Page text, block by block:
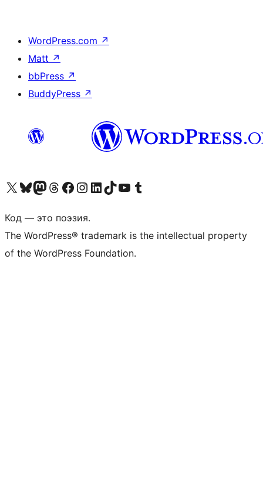
WordPress.com ↗
Matt ↗
bbPress ↗
BuddyPress ↗
Посетите нас в X (ранее Twitter)
Посетите нашу учётную запись в Bluesky
Посетите нашу ленту в Mastodon
Посетите нашу учётную запись в Threads
Посетите нашу страницу на Facebook
Посетите наш Instagram
Посетите нашу страницу в LinkedIn
Посетите нашу учётную запись в TikTok
Посетите наш канал YouTube
Посетите нашу учётную запись в Tumblr
Код — это поэзия.
The WordPress® trademark is the intellectual property
of the WordPress Foundation.